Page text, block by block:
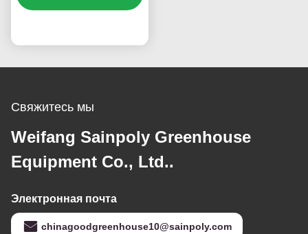
тепличный
Свяжитесь мы
Weifang Sainpoly Greenhouse
Equipment Co., Ltd..
Электронная почта
chinagoodgreenhouse10@sainpoly.com